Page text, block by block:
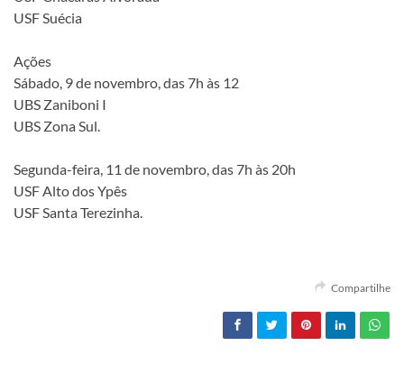
USF Suécia
Ações
Sábado, 9 de novembro, das 7h às 12
UBS Zaniboni I
UBS Zona Sul.
Segunda-feira, 11 de novembro, das 7h às 20h
USF Alto dos Ypês
USF Santa Terezinha.
Compartilhe